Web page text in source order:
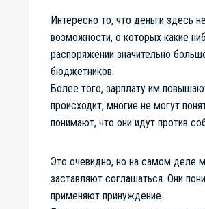
Интересно то, что деньги здесь
возможности, о которых какие
распоряжении значительно
бюджетников.
Более того, зарплату им
происходит, многие не могут
понимают, что они идут против
Это очевидно, но на самом деле
заставляют соглашаться. Они
применяют принуждение.